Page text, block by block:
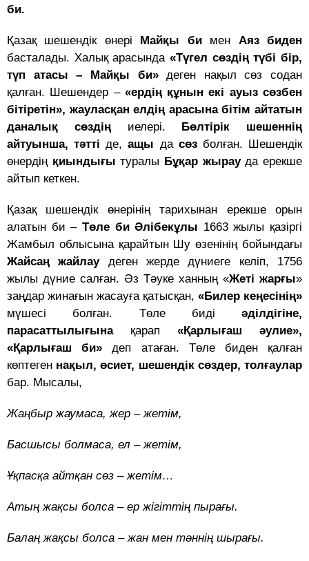
би.
Қазақ шешендік өнері Майқы бимен Аяз биден
басталады. Халық арасында «Түгел сөздің түбі бір,
түп атасы – Майқы би»деген нақыл сөз содан
қалған. Шешендер – «ердің құнын екі ауыз сөзбен
бітіретін», жауласқан елдің арасына бітім айтатын
даналық сөздіңиелері.
Бөлтірік шешеннің
айтуынша, тәтті де,ащы да сөзболған. Шешендік
өнердің қиындығы туралы Бұқар жырауда ерекше
айтып кеткен.
Қазақ шешендік өнерінің тарихынан ерекше орын
алатын би – Төле би Әлібекұлы 1663 жылы қазіргі
Жамбыл облысына қарайтын Шу өзенінің бойындағы
Жайсаң жайлаудеген жерде дүниеге келіп, 1756
жылы дүние салған. Әз Тәуке ханның «Жеті жарғы»
заңдар жинағын жасауға қатысқан, «Билер кеңесінің»
мүшесі болған. Төле биді әділдігіне,
парасаттылығынақарап «Қарлығаш әулие»,
«Қарлығаш би» деп атаған. Төле биден қалған
көптеген нақыл, өсиет, шешендік сөздер, толғаулар
бар. Мысалы,
Жаңбыр жаумаса, жер – жетім,
Басшысы болмаса, ел – жетім,
Ұқпасқа айтқан сөз – жетім…
Атың жақсы болса – ер жігіттің пырағы.
Балаң жақсы болса – жан мен тәннің шырағы.